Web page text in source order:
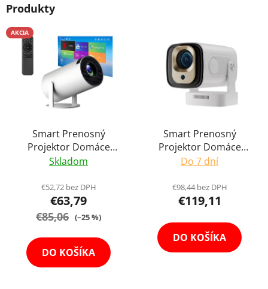
Produkty
AKCIA
Smart Prenosný
Projektor Domáce
Kino Mobilné HD
Android Reproduktor
Skladom
€52,72 bez DPH
€63,79
€85,06 (–25 %)
DO KOŠÍKA
Smart Prenosný
Projektor Domáce
Kino Mobilné Full HD
Android 11
Reproduktor
Do 7 dní
€98,44 bez DPH
€119,11
DO KOŠÍKA